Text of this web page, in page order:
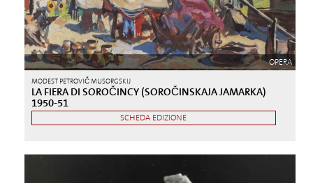
OPERA
MODEST PETROVIČ MUSORGSKIJ
LA FIERA DI SOROČINCY (SOROČINSKAJA JAMARKA)
1950-51
SCHEDA EDIZIONE